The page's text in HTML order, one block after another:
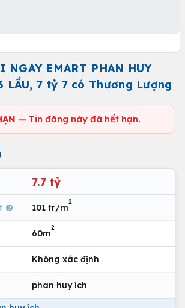
NGAY EMART PHAN HUY
LẦU, 7 tỷ 7 có Thương Lượng
— Tin đăng này đã hết hạn.
7.7 tỷ
101 tr/m
2
60m
2
Không xác định
phan huy ích